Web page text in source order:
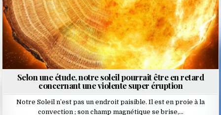
Selon une étude, notre soleil pourrait être en retard
concernant une violente super éruption
Notre Soleil n’est pas un endroit paisible. Il est en proie à la
convection ; son champ magnétique se brise,…